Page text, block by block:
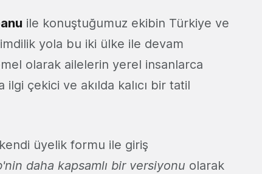
ile konuştuğumuz ekibin Türkiye ve
yola bu iki ülke ile devam
olarak ailelerin yerel insanlarca
çekici ve akılda kalıcı bir tatil
üyelik formu ile giriş
daha kapsamlı bir versiyonu olarak